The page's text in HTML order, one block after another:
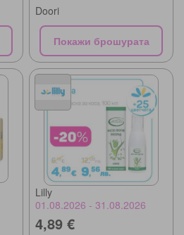
Doori
Покажи брошурата
Lilly
01.08.2026 - 31.08.2026
4,89 €